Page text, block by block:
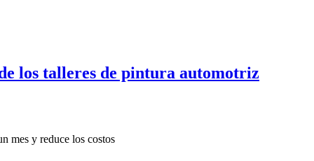
los talleres de pintura automotriz